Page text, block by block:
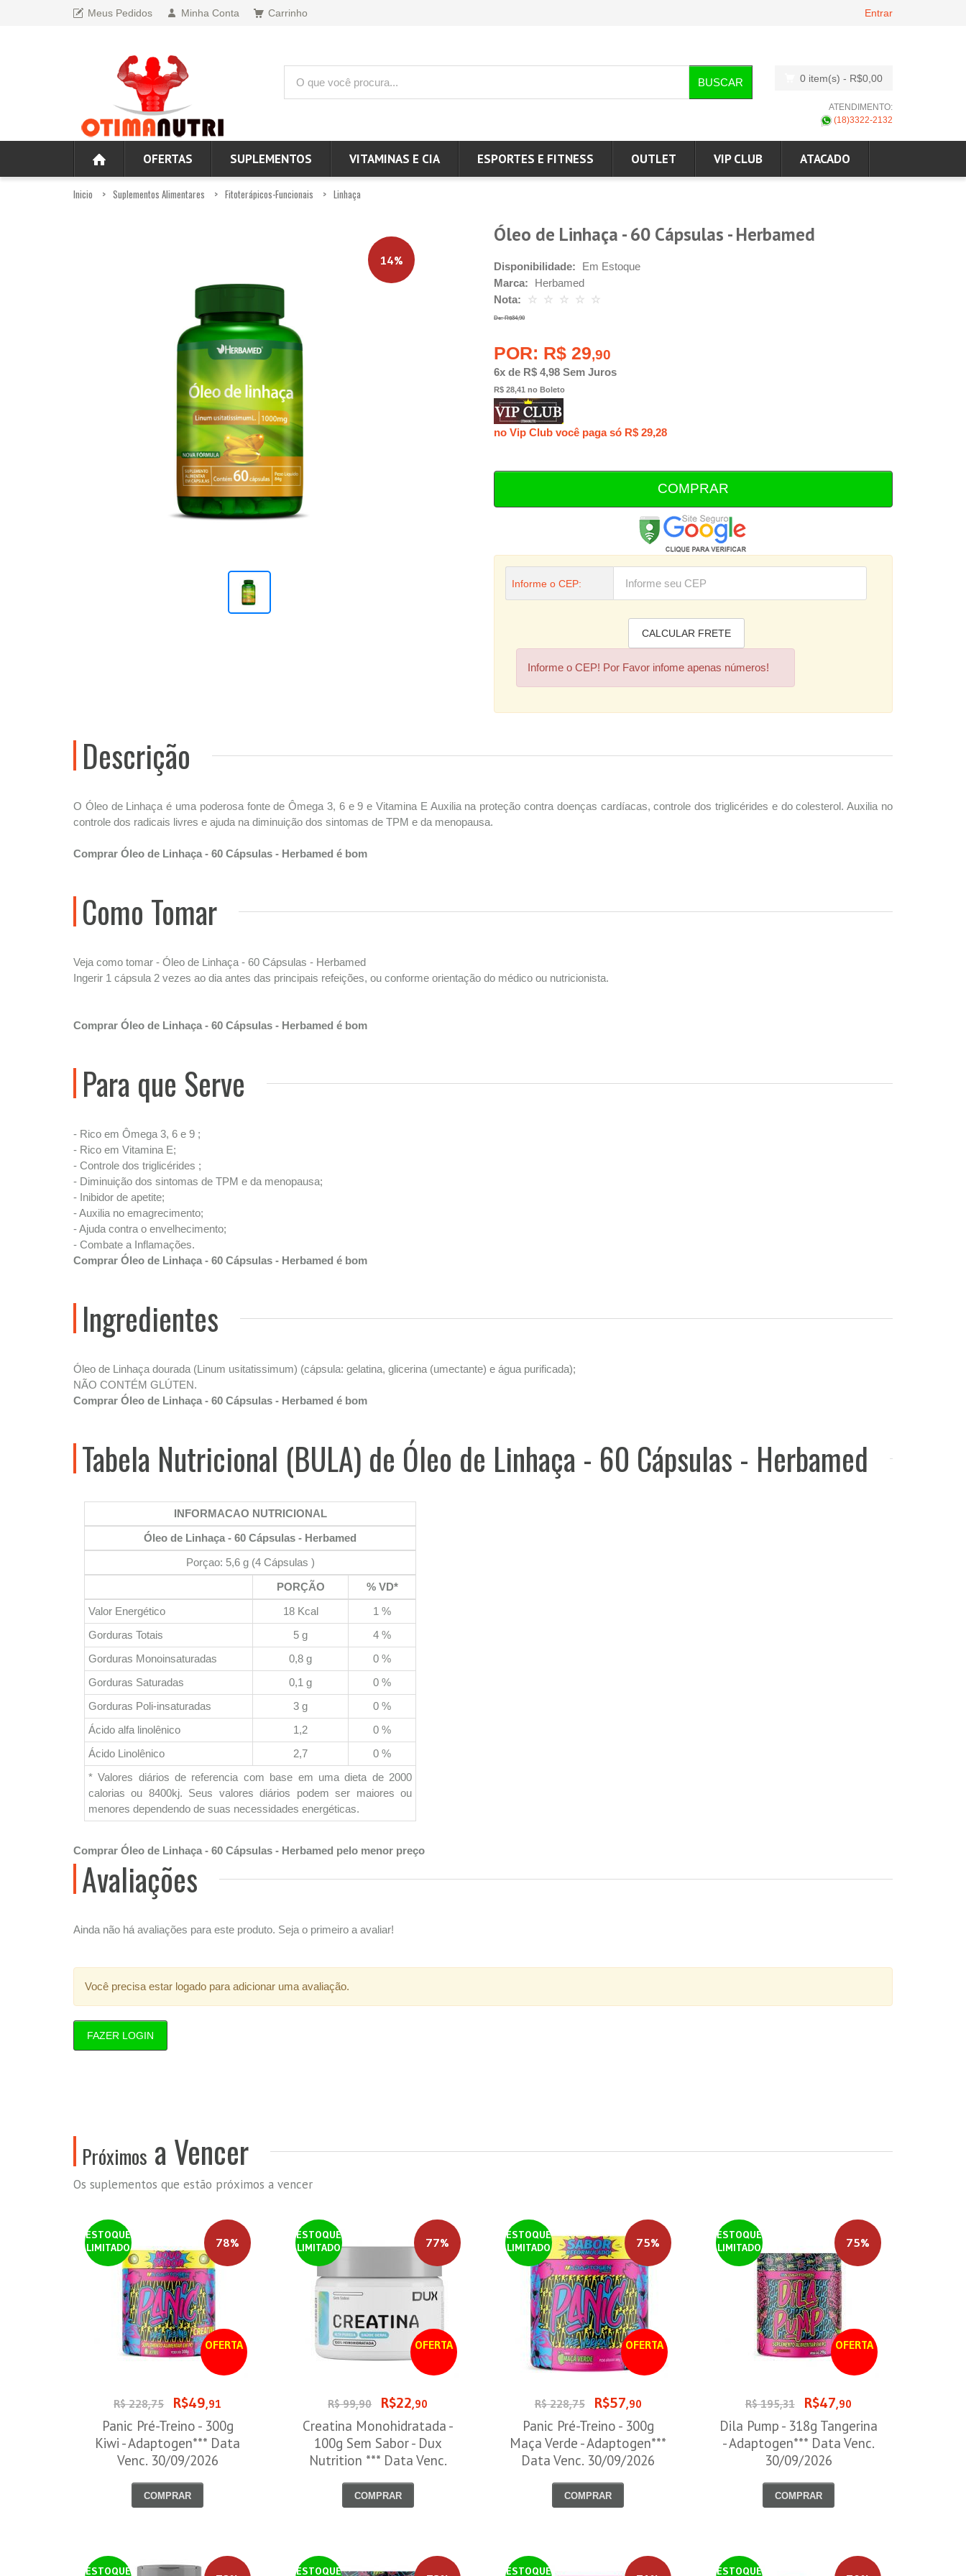
Meus Pedidos Minha Conta Carrinho Entrar
BUSCAR 0 item(s) - R$0,00
ATENDIMENTO:
(18)3322-2132
OFERTAS SUPLEMENTOS VITAMINAS E CIA ESPORTES E FITNESS OUTLET VIP CLUB ATACADO
Inicio Suplementos Alimentares Fitoterápicos-Funcionais Linhaça
14%
Óleo de Linhaça - 60 Cápsulas - Herbamed
Disponibilidade:
Em Estoque
Marca:
Herbamed
Nota:
☆ ☆ ☆ ☆ ☆
De: R$34,90
POR: R$ 29,90
6x de R$ 4,98 Sem Juros
R$ 28,41 no Boleto
no Vip Club você paga só R$ 29,28
COMPRAR
Informe o CEP:
Informe o CEP! Por Favor infome apenas números!
Descrição
O Óleo de Linhaça é uma poderosa fonte de Ômega 3, 6 e 9 e Vitamina E Auxilia na proteção contra doenças cardíacas, controle dos triglicérides e do colesterol. Auxilia no
controle dos radicais livres e ajuda na diminuição dos sintomas de TPM e da menopausa.
Comprar Óleo de Linhaça - 60 Cápsulas - Herbamed é bom
Como Tomar
Veja como tomar - Óleo de Linhaça - 60 Cápsulas - Herbamed
Ingerir 1 cápsula 2 vezes ao dia antes das principais refeições, ou conforme orientação do médico ou nutricionista.
Comprar Óleo de Linhaça - 60 Cápsulas - Herbamed é bom
Para que Serve
- Rico em Ômega 3, 6 e 9 ;
- Rico em Vitamina E;
- Controle dos triglicérides ;
- Diminuição dos sintomas de TPM e da menopausa;
- Inibidor de apetite;
- Auxilia no emagrecimento;
- Ajuda contra o envelhecimento;
- Combate a Inflamações.
Comprar Óleo de Linhaça - 60 Cápsulas - Herbamed é bom
Ingredientes
Óleo de Linhaça dourada (Linum usitatissimum) (cápsula: gelatina, glicerina (umectante) e água purificada);
NÃO CONTÉM GLÚTEN.
Comprar Óleo de Linhaça - 60 Cápsulas - Herbamed é bom
Tabela Nutricional (BULA) de Óleo de Linhaça - 60 Cápsulas - Herbamed
INFORMACAO NUTRICIONAL
Óleo de Linhaça - 60 Cápsulas - Herbamed
Porçao: 5,6 g (4 Cápsulas )
PORÇÃO
% VD*
Valor Energético
18 Kcal
1 %
Gorduras Totais
5 g
4 %
Gorduras Monoinsaturadas
0,8 g
0 %
Gorduras Saturadas
0,1 g
0 %
Gorduras Poli-insaturadas
3 g
0 %
Ácido alfa linolênico
1,2
0 %
Ácido Linolênico
2,7
0 %
* Valores diários de referencia com base em uma dieta de 2000
calorias ou 8400kj. Seus valores diários podem ser maiores ou
menores dependendo de suas necessidades energéticas.
Comprar Óleo de Linhaça - 60 Cápsulas - Herbamed pelo menor preço
Avaliações
Ainda não há avaliações para este produto. Seja o primeiro a avaliar!
Você precisa estar logado para adicionar uma avaliação.
FAZER LOGIN
Próximos a Vencer
Os suplementos que estão próximos a vencer
ESTOQUE
LIMITADO
OFERTA
78%
R$ 228,75 R$49,91
Panic Pré-Treino - 300g
Kiwi - Adaptogen*** Data
Venc. 30/09/2026
COMPRAR
ESTOQUE
LIMITADO
OFERTA
77%
R$ 99,90 R$22,90
Creatina Monohidratada -
100g Sem Sabor - Dux
Nutrition *** Data Venc.
COMPRAR
ESTOQUE
LIMITADO
OFERTA
75%
R$ 228,75 R$57,90
Panic Pré-Treino - 300g
Maça Verde - Adaptogen***
Data Venc. 30/09/2026
COMPRAR
ESTOQUE
LIMITADO
OFERTA
75%
R$ 195,31 R$47,90
Dila Pump - 318g Tangerina
- Adaptogen*** Data Venc.
30/09/2026
COMPRAR
ESTOQUE ESTOQUE ESTOQUE ESTOQUE